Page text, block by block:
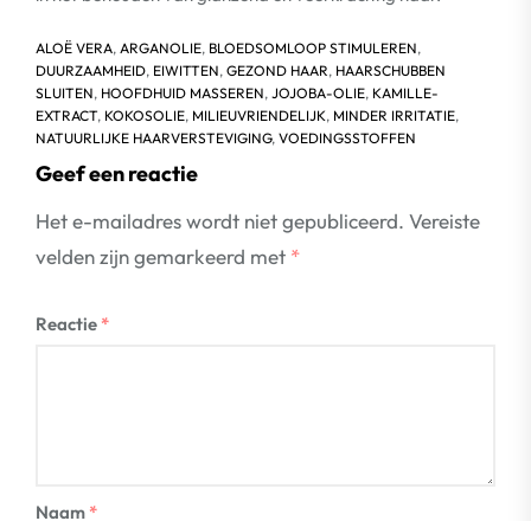
ALOË VERA, ARGANOLIE, BLOEDSOMLOOP STIMULEREN,
DUURZAAMHEID, EIWITTEN, GEZOND HAAR, HAARSCHUBBEN
SLUITEN, HOOFDHUID MASSEREN, JOJOBA-OLIE, KAMILLE-
EXTRACT, KOKOSOLIE, MILIEUVRIENDELIJK, MINDER IRRITATIE,
NATUURLIJKE HAARVERSTEVIGING, VOEDINGSSTOFFEN
Geef een reactie
Het e-mailadres wordt niet gepubliceerd. Vereiste
velden zijn gemarkeerd met *
Reactie *
Naam *